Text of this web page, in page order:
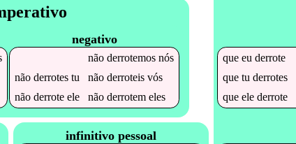
negativo
não derrotemosnós
não derrotestu não derroteisvós
não derroteele não derrotemeles
infinitivo pessoal
queeuderrote
quetuderrotes
queelederrote